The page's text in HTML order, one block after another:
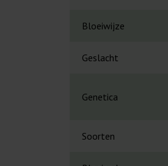
Bloeiwijze
Geslacht
Genetica
Soorten